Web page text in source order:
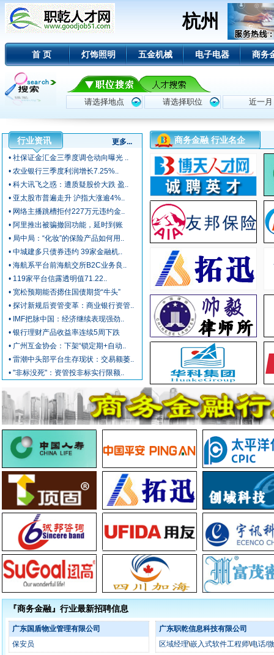
杭州
首 页 灯饰照明 五金机械 电子电器 商务
行业资讯
更多...
• 社保证金汇金三季度调仓动向曝光 ..
• 农业银行三季度利润增长7.25%..
• 科大讯飞之惑：遭质疑股价大跌 盈..
• 亚太股市普遍走升 沪指大涨逾4%..
• 网络主播跳槽拒付227万元违约金..
• 阿里推出被骗撤回功能，延时到账
• 局中局：“化妆”的保险产品如何用..
• 中城建多只债券违约 39家金融机..
• 海航系平台前海航交所B2C业务良..
• 119家平台信露透明值71.22..
• 宽松预期能否摁住国债期货“牛头”
• 探讨新规后资管变革：商业银行资管..
• IMF把脉中国：经济继续表现强劲..
• 银行理财产品收益率连续5周下跌
• 广州互金协会：下架“锁定期+自动..
• 雷潮中头部平台生存现状：交易额萎..
• "非标没死"：资管投非标实行限额..
商务金融 行业名企
『商务金融』行业最新招聘信息
广东国盾物业管理有限公司
保安员
广东职乾信息科技有限公司
区域经理\嵌入式软件工程师\电话/